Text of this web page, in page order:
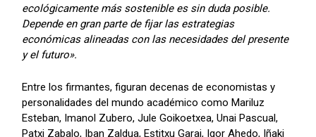
ecológicamente más sostenible es sin duda posible.
Depende en gran parte de fijar las estrategias
económicas alineadas con las necesidades del presente
y el futuro».
Entre los firmantes, figuran decenas de economistas y
personalidades del mundo académico como Mariluz
Esteban, Imanol Zubero, Jule Goikoetxea, Unai Pascual,
Patxi Zabalo, Iban Zaldua, Estitxu Garai, Igor Ahedo, Iñaki